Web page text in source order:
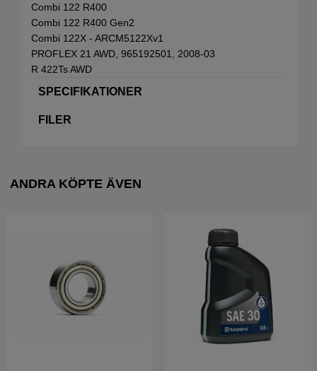
Combi 122 R400
Combi 122 R400 Gen2
Combi 122X - ARCM5122Xv1
PROFLEX 21 AWD, 965192501, 2008-03
R 422Ts AWD
SPECIFIKATIONER
FILER
ANDRA KÖPTE ÄVEN